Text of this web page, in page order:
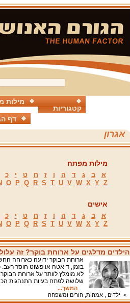
מילות
קטגוריות
דף
אגרון
מילות מפתח
א ב ג ד ה ו ז ח ט י כ
O P Q R S T U V W X Y Z
אישים
א ב ג ד ה ו ז ח ט י כ
O P Q R S T U V W X Y Z
הילדים מדלגים על ארוחת בוקר? זה
ארוחת הבוקר ידועה כארוחה
בזמן, דיאטה או פשוט חוסר
לא מומלץ לוותר על ארוחת
שלושה לפתח בעיות התנהגות
המשך...
> ילדים , אמהות, הורים ומשפחה